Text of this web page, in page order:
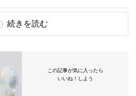
続きを読む
この記事が気に入ったら
いいね！しよう